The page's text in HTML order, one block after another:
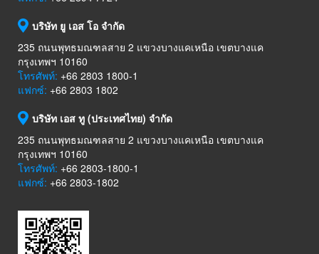
บริษัท ยู เอส โอ จำกัด
235 ถนนพุทธมณฑลสาย 2 แขวงบางแคเหนือ เขตบางแค
กรุงเทพฯ 10160
โทรศัพท์: +66 2803 1800-1
แฟกซ์: +66 2803 1802
บริษัท เอส ทู (ประเทศไทย) จำกัด
235 ถนนพุทธมณฑลสาย 2 แขวงบางแคเหนือ เขตบางแค
กรุงเทพฯ 10160
โทรศัพท์: +66 2803-1800-1
แฟกซ์: +66 2803-1802